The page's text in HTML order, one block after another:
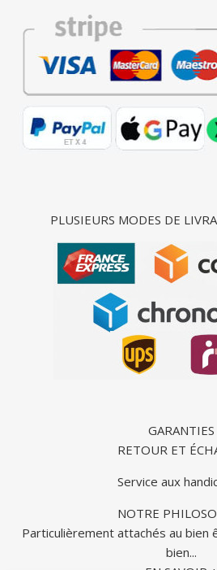
PLUSIEURS MODES DE
GARANTIES
RETOUR ET
Service aux
NOTRE
Particulièrement attachés au bien
bien...